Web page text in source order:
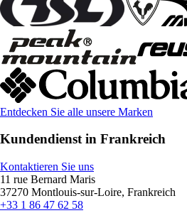
Entdecken Sie alle unsere Marken
Kundendienst in Frankreich
Kontaktieren Sie uns
11 rue Bernard Maris
37270 Montlouis-sur-Loire, Frankreich
+33 1 86 47 62 58